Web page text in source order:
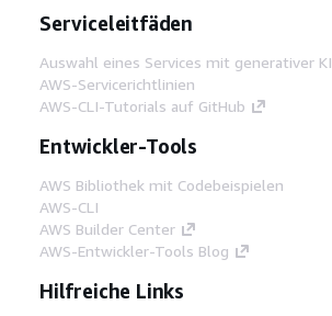
Serviceleitfäden
Auswahl eines Services mit generativer KI
AWS-Servicerichtlinien
AWS-CLI-Tutorials auf GitHub
Entwickler-Tools
AWS Bibliothek mit Codebeispielen
AWS-CLI
AWS Builder Center
AWS-Entwickler-Tools Blog
Hilfreiche Links